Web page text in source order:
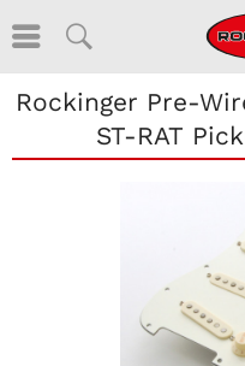
Rockinger Pre-
ST-RAT